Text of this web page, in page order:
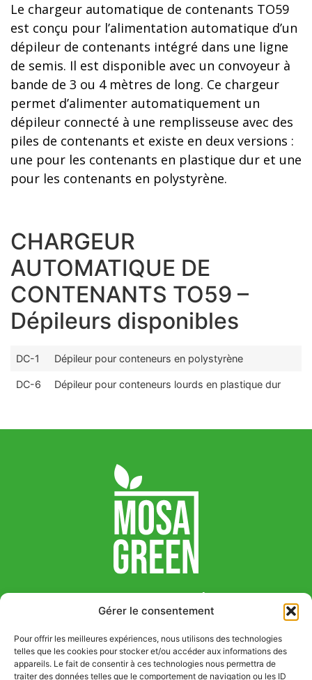
Gérer le consentement
Pour offrir les meilleures expériences, nous utilisons des technologies
telles que les cookies pour stocker et/ou accéder aux informations des
appareils. Le fait de consentir à ces technologies nous permettra de
traiter des données telles que le comportement de navigation ou les ID
Le chargeur automatique de contenants TO59
est conçu pour l’alimentation automatique d’un
dépileur de contenants intégré dans une ligne
de semis. Il est disponible avec un convoyeur à
bande de 3 ou 4 mètres de long. Ce chargeur
permet d’alimenter automatiquement un
dépileur connecté à une remplisseuse avec des
piles de contenants et existe en deux versions :
une pour les contenants en plastique dur et une
pour les contenants en polystyrène.
CHARGEUR
AUTOMATIQUE DE
CONTENANTS TO59 –
Dépileurs disponibles
DC-1 Dépileur pour conteneurs en polystyrène
DC-6 Dépileur pour conteneurs lourds en plastique dur
Mosa Green S.r.l.
Via Guglielmo Marconi 14, 33083 Chions (PN),
Italy
+39 0434 639411
info@mosagreen.it